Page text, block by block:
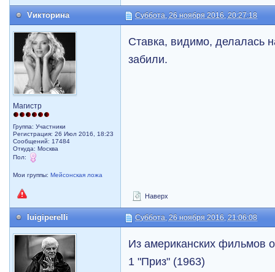
Vикторина Суббота, 26 ноября 2016, 20:27:18
Магистр
Группа: Участники
Регистрация: 26 Июл 2016, 18:23
Сообщений: 17484
Откуда: Москва
Пол:
Мои группы:Мейсонская ложа
Ставка, видимо, делалась
забили.
Наверх
luigiperelli Суббота, 26 ноября 2016, 21:06:08
Из американских фильмов
1 "Приз" (1963)